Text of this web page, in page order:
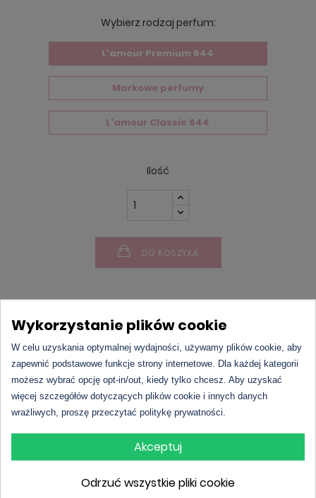
Wybierz rodzaj perfum:
L'amour Premium 644
Markowe perfumy
L'amour Classic 644
Ilość
DO KOSZYKA
L'amour Premium 644 | James Bond – 007 for
II, zapach pełen elegancji, tajemniczości i zmysłowej
owocowe, kwiatowe oraz drzewne nuty, tworząc
Wykorzystanie plików cookie
W celu uzyskania optymalnej wydajności, używamy plików cookie, aby
zapewnić podstawowe funkcje strony internetowe. Dla każdej kategorii
możesz wybrać opcję opt-in/out, kiedy tylko chcesz. Aby uzyskać
więcej szczegółów dotyczących plików cookie i innych danych
wrażliwych, proszę przeczytać politykę prywatności.
Akceptuj
Odrzuć wszystkie pliki cookie